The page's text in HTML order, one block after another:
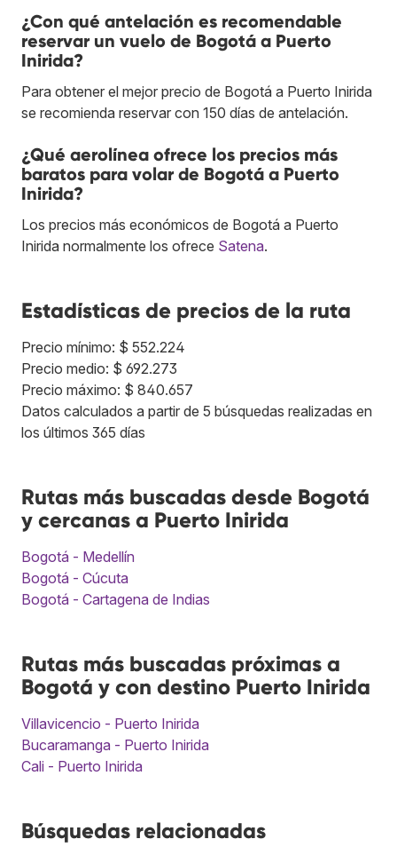
¿Con qué antelación es recomendable
reservar un vuelo de Bogotá a Puerto
Inirida?
Para obtener el mejor precio de Bogotá a Puerto Inirida
se recomienda reservar con 150 días de antelación.
¿Qué aerolínea ofrece los precios más
baratos para volar de Bogotá a Puerto
Inirida?
Los precios más económicos de Bogotá a Puerto
Inirida normalmente los ofrece Satena.
Estadísticas de precios de la ruta
Precio mínimo: $ 552.224
Precio medio: $ 692.273
Precio máximo: $ 840.657
Datos calculados a partir de 5 búsquedas realizadas en
los últimos 365 días
Rutas más buscadas desde Bogotá
y cercanas a Puerto Inirida
Bogotá - Medellín
Bogotá - Cúcuta
Bogotá - Cartagena de Indias
Rutas más buscadas próximas a
Bogotá y con destino Puerto Inirida
Villavicencio - Puerto Inirida
Bucaramanga - Puerto Inirida
Cali - Puerto Inirida
Búsquedas relacionadas